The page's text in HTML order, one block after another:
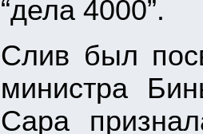
“дела 4000”.
Слив был
министра
Сара